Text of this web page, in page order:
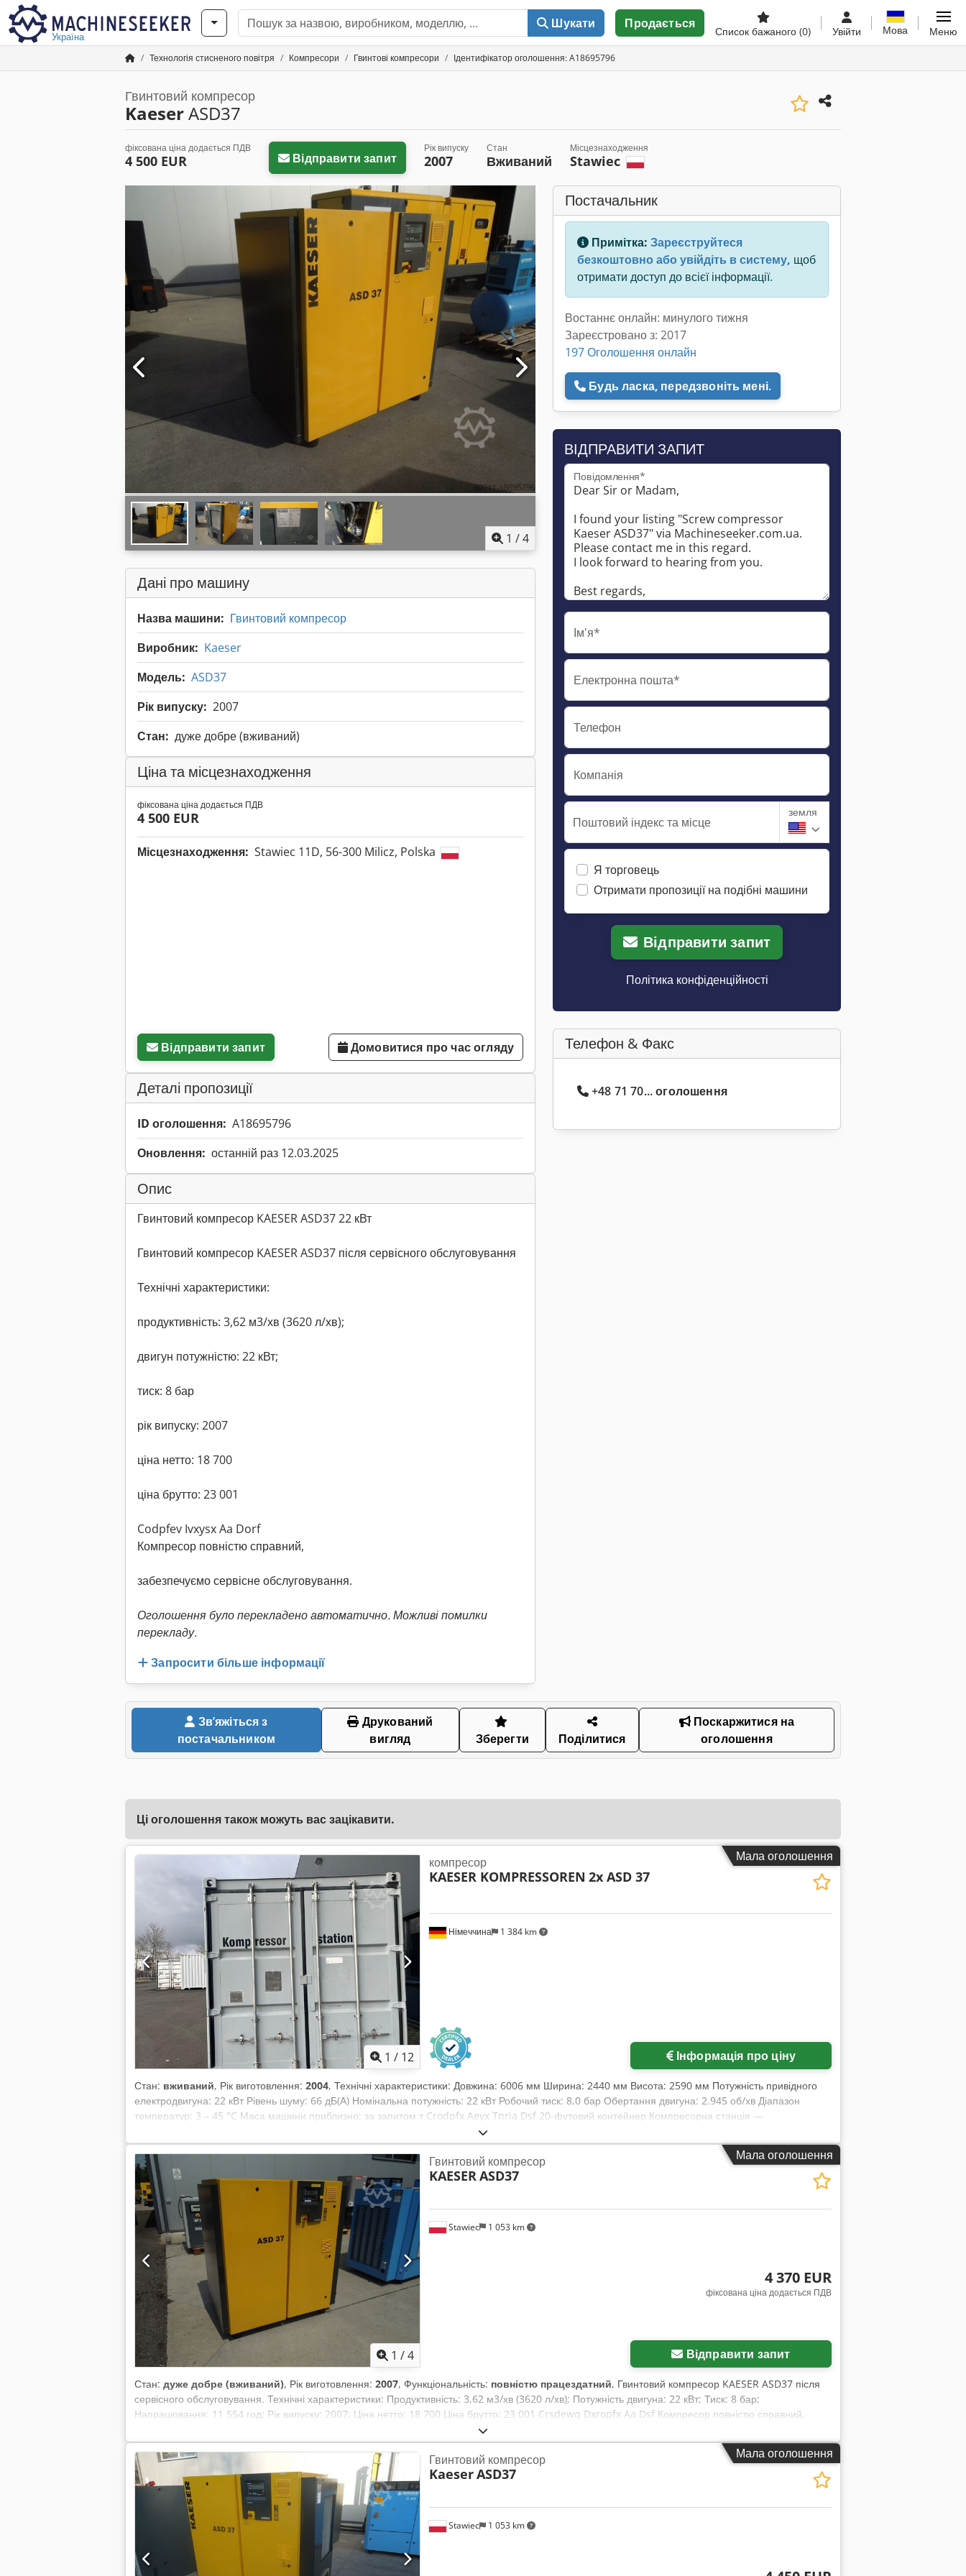
Україна
Шукати Продається
Список бажаного (0) Увійти Мова Меню
Технологія стисненого повітря Компресори Гвинтові компресори Ідентифікатор оголошення: A18695796
Гвинтовий компресор
KaeserASD37
фіксована ціна додається ПДВ
4 500 EUR Відправити запит
Рік випуску
2007
Стан
Вживаний
Місцезнаходження
Stawiec
1 /4
Дані про машину
Назва машини: Гвинтовий компресор
Виробник: Kaeser
Модель: ASD37
Рік випуску: 2007
Стан: дуже добре (вживаний)
Ціна та місцезнаходження
фіксована ціна додається ПДВ
4 500 EUR
Місцезнаходження: Stawiec 11D, 56-300 Milicz, Polska
Відправити запит Домовитися про час огляду
Деталі пропозиції
ID оголошення: A18695796
Оновлення: останній раз 12.03.2025
Опис
Гвинтовий компресор KAESER ASD37 22 кВт
Гвинтовий компресор KAESER ASD37 після сервісного обслуговування
Технічні характеристики:
продуктивність: 3,62 м3/хв (3620 л/хв);
двигун потужністю: 22 кВт;
тиск: 8 бар
рік випуску: 2007
ціна нетто: 18 700
ціна брутто: 23 001
Codpfev Ivxysx Aa Dorf
Компресор повністю справний,
забезпечуємо сервісне обслуговування.
Оголошення було перекладено автоматично. Можливі помилки
перекладу.
Запросити більше інформації
Постачальник
Примітка: Зареєструйтеся
безкоштовно або увійдіть в систему, щоб
отримати доступ до всієї інформації.
Востаннє онлайн: минулого тижня
Зареєстровано з: 2017
197 Оголошення онлайн
Будь ласка, передзвоніть мені.
ВІДПРАВИТИ ЗАПИТ
Повідомлення*
Ім'я*
Електронна пошта*
Телефон
Компанія
Поштовий індекс та місце
земля
Я торговець
Отримати пропозиції на подібні машини
Відправити запит
Політика конфіденційності
Телефон & Факс
+48 71 70... оголошення
постачальником
Друкований
вигляд
Зберегти Поділитися
Поскаржитися на
оголошення
Ці оголошення також можуть вас зацікавити.
Мала оголошення
1 / 12
Німеччина 1 384 km
компресор
KAESER KOMPRESSOREN 2x ASD 37
Інформація про ціну
Стан: вживаний, Рік виготовлення: 2004, Технічні характеристики: Довжина: 6006 мм Ширина: 2440 мм Висота: 2590 мм Потужність привідного
електродвигуна: 22 кВт Рівень шуму: 66 дБ(А) Номінальна потужність: 22 кВт Робочий тиск: 8,0 бар Обертання двигуна: 2.945 об/хв Діапазон
температур: 3 – 45 °C Маса машини приблизно: за запитом т Crodpfx Aeyx Tnrja Dsf 20-футовий контейнер Компресорна станція —
шумоізольований контейнер із 2 компресорними установками 2 шт. SPX Hankison GmbH типу HHL 450 — це адсорбційний осушувач стисненого
повітря (Desiccant Air Dryer) для промислових систем стисненого повітря. Використовується для видалення вологи зі стисненого повітря з метою
запобігання корозії та замерзанню машин, клапанів або пневматичних систем. SPX Hankison HHL 450 Виробник: SPX Hankison Тип: HHL 450
Конструкція: безтепловий адсорбційний осушувач (Heatless Desiccant Dryer) Макс. робочий тиск: 16 бар Підключення: 2" NPT Серія: HHL / HHS /
HHE осушувачі стисненого повітря Ці пристрої працюють із сорбентом (адсорбційним гранулятом), який зв'язує водяну пару зі стисненого повітря.
Мала оголошення
1 /4
Stawiec 1 053 km
Гвинтовий компресор
KAESER ASD37
4 370 EUR
фіксована ціна додається ПДВ
Відправити запит
Стан: дуже добре (вживаний), Рік виготовлення: 2007, Функціональність: повністю працездатний, Гвинтовий компресор KAESER ASD37 після
сервісного обслуговування. Технічні характеристики: Продуктивність: 3,62 м3/хв (3620 л/хв); Потужність двигуна: 22 кВт; Тиск: 8 бар;
Напрацювання: 11 554 год; Рік випуску: 2007; Ціна нетто: 18 700 Ціна брутто: 23 001 Crsdewq Dxropfx Aa Dsf Компресор повністю справний,
Мала оголошення
Stawiec 1 053 km
Гвинтовий компресор
KaeserASD37